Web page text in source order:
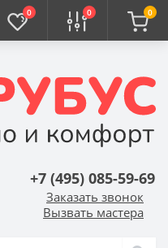
0 0 0
+7 (495) 085-59-69
Заказать звонок
Вызвать мастера